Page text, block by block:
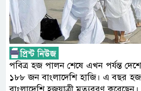
পবিত্র হজ পালন শেষে এখন পর্যন্ত
১৮৮ জন বাংলাদেশি হাজি। এ বছর